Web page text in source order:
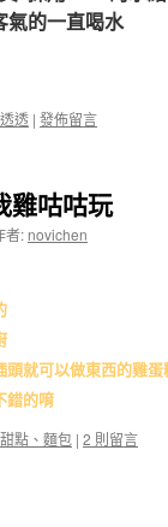
氣的一直喝水
透 | 發佈留言
雞咕咕玩
者: novichen
頭就可以做東西的雞
錯的唷
點、麵包 | 2 則留言